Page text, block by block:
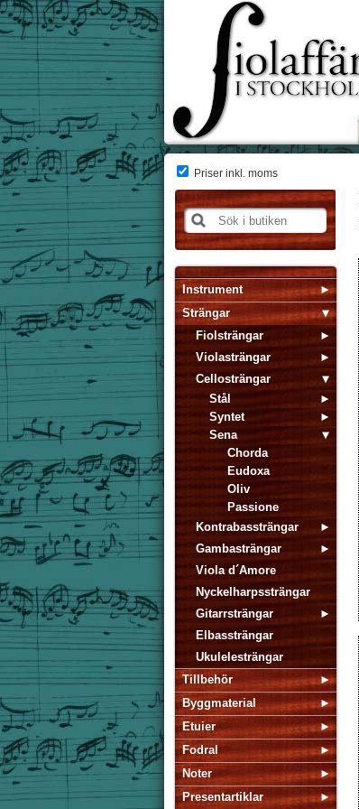
Priser inkl. moms
Instrument
Strängar
Fiolsträngar
Violasträngar
Cellosträngar
Stål
Syntet
Sena
Chorda
Eudoxa
Oliv
Passione
Kontrabassträngar
Gambasträngar
Viola d´Amore
Nyckelharpssträngar
Gitarrsträngar
Elbassträngar
Ukulelesträngar
Tillbehör
Byggmaterial
Etuier
Fodral
Noter
Presentartiklar